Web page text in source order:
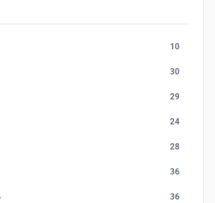
10
30
29
24
28
36
36